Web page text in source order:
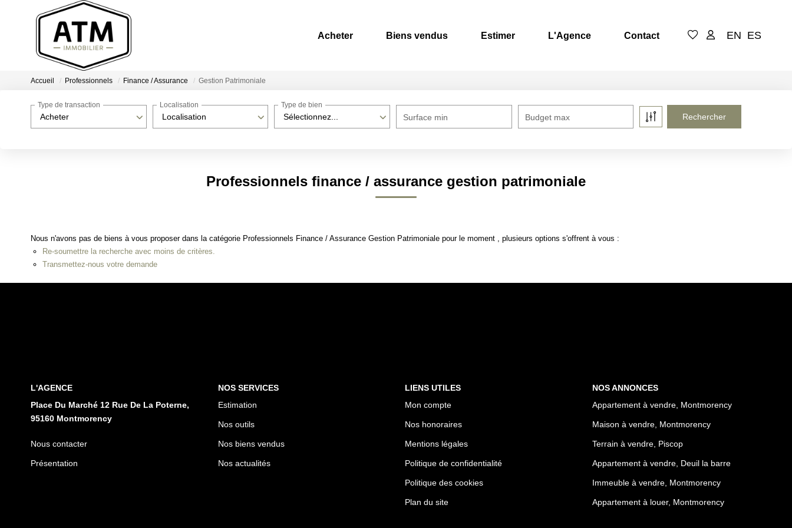
Acheter Biens vendus Estimer L'Agence Contact EN ES
Accueil Professionnels Finance / Assurance Gestion Patrimoniale
Acheter
Type de transaction
Localisation
Localisation
Sélectionnez...
Type de bien
Surface min Budget max
Professionnels finance / assurance gestion patrimoniale
Nous n'avons pas de biens à vous proposer dans la catégorie Professionnels Finance / Assurance Gestion Patrimoniale pour le moment , plusieurs options s'offrent à vous :
Re-soumettre la recherche avec moins de critères.
Transmettez-nous votre demande
L'AGENCE
Place Du Marché 12 Rue De La Poterne,
95160 Montmorency
Nous contacter
Présentation
NOS SERVICES
Estimation
Nos outils
Nos biens vendus
Nos actualités
LIENS UTILES
Mon compte
Nos honoraires
Mentions légales
Politique de confidentialité
Politique des cookies
Plan du site
NOS ANNONCES
Appartement à vendre, Montmorency
Maison à vendre, Montmorency
Terrain à vendre, Piscop
Appartement à vendre, Deuil la barre
Immeuble à vendre, Montmorency
Appartement à louer, Montmorency